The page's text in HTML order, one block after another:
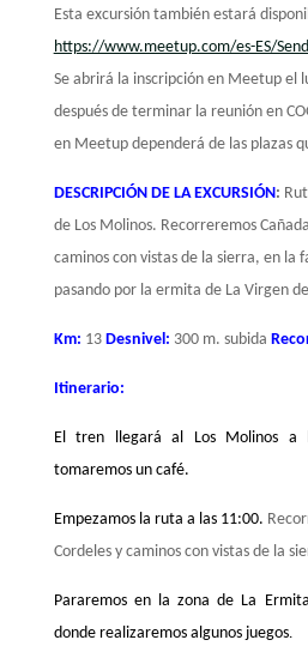
Esta excursión también estará
https://www.meetup.com/es-ES/
Se abrirá la inscripción en Meetup el
después de terminar la reunión en
en Meetup dependerá de las plazas
DESCRIPCIÓN DE LA EXCURSIÓN :
de Los Molinos. Recorreremos
caminos con vistas de la sierra, en la
pasando por la ermita de La Virgen
Km: 13Desnivel: 300 m. subida
Itinerario:
El tren llegará al Los Molinos a
tomaremos un café.
Empezamos la ruta a las 11:00.
Cordeles y caminos con vistas de la
Pararemos en la zona de La
donde realizaremos algunos juegos.